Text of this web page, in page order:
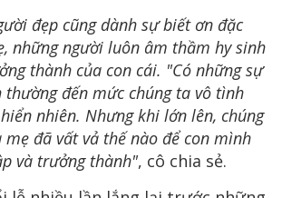
đẹp cũng dành sự biết ơn đặc
những người luôn âm thầm hy sinh
thành của con cái. "Có những sự
đến mức chúng ta vô tình
nhiên. Nhưng khi lớn lên, chúng
đã vất vả thế nào để con mình
và trưởng thành", cô chia sẻ.